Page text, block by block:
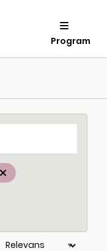
Program